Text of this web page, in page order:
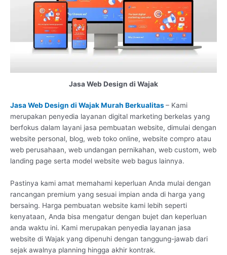
Jasa Web Design di Wajak
Jasa Web Design di Wajak Murah Berkualitas– Kami
merupakan penyedia layanan digital marketing berkelas yang
berfokus dalam layani jasa pembuatan website, dimulai dengan
website personal, blog, web toko online, website compro atau
web perusahaan, web undangan pernikahan, web custom, web
landing page serta model website web bagus lainnya.
Pastinya kami amat memahami keperluan Anda mulai dengan
rancangan premium yang sesuai impian anda di harga yang
bersaing. Harga pembuatan website kami lebih seperti
kenyataan, Anda bisa mengatur dengan bujet dan keperluan
anda waktu ini. Kami merupakan penyedia layanan jasa
website di Wajak yang dipenuhi dengan tanggung-jawab dari
sejak awalnya planning hingga akhir kontrak.